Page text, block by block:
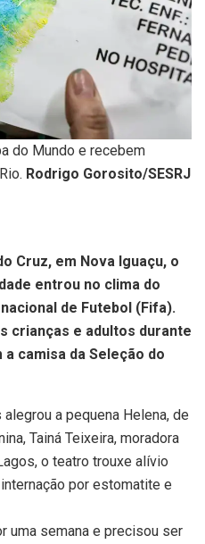
do Mundo e recebem
Rodrigo Gorosito/SESRJ
Cruz, em Nova Iguaçu, o
entrou no clima do
de Futebol (Fifa).
crianças e adultos durante
camisa da Seleção do
a pequena Helena, de
Tainá Teixeira, moradora
o teatro trouxe alívio
por estomatite e
uma semana e precisou ser